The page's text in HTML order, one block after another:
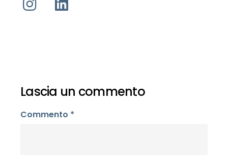
Lascia un commento
Commento *